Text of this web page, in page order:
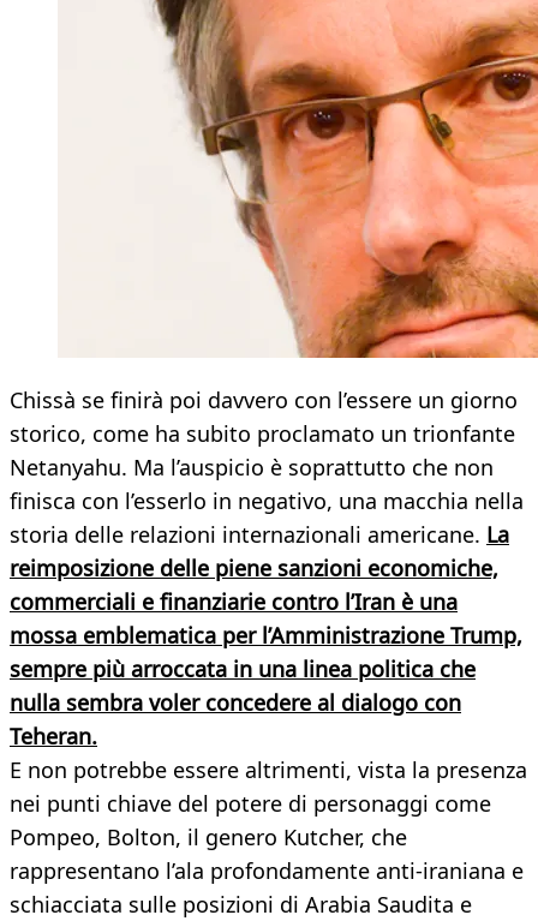
Chissà se finirà poi davvero con l’essere un giorno
storico, come ha subito proclamato un trionfante
Netanyahu. Ma l’auspicio è soprattutto che non
finisca con l’esserlo in negativo, una macchia nella
storia delle relazioni internazionali americane. La
reimposizione delle piene sanzioni economiche,
commerciali e finanziarie contro l’Iran è una
mossa emblematica per l’Amministrazione Trump,
sempre più arroccata in una linea politica che
nulla sembra voler concedere al dialogo con
Teheran.
E non potrebbe essere altrimenti, vista la presenza
nei punti chiave del potere di personaggi come
Pompeo, Bolton, il genero Kutcher, che
rappresentano l’ala profondamente anti-iraniana e
schiacciata sulle posizioni di Arabia Saudita e